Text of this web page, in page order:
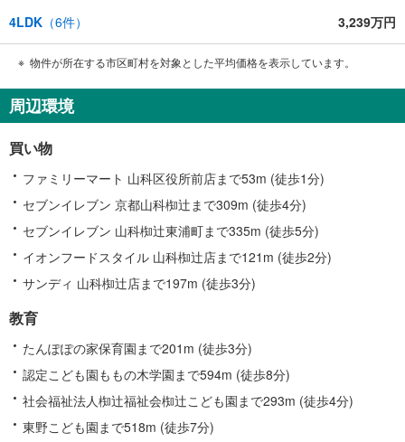
4LDK （6件） 3,239万円
物件が所在する市区町村を対象とした平均価格を表示しています。
周辺環境
買い物
ファミリーマート 山科区役所前店まで53m (徒歩1分)
セブンイレブン 京都山科椥辻まで309m (徒歩4分)
セブンイレブン 山科椥辻東浦町まで335m (徒歩5分)
イオンフードスタイル 山科椥辻店まで121m (徒歩2分)
サンディ 山科椥辻店まで197m (徒歩3分)
教育
たんぽぽの家保育園まで201m (徒歩3分)
認定こども園ももの木学園まで594m (徒歩8分)
社会福祉法人椥辻福祉会椥辻こども園まで293m (徒歩4分)
東野こども園まで518m (徒歩7分)